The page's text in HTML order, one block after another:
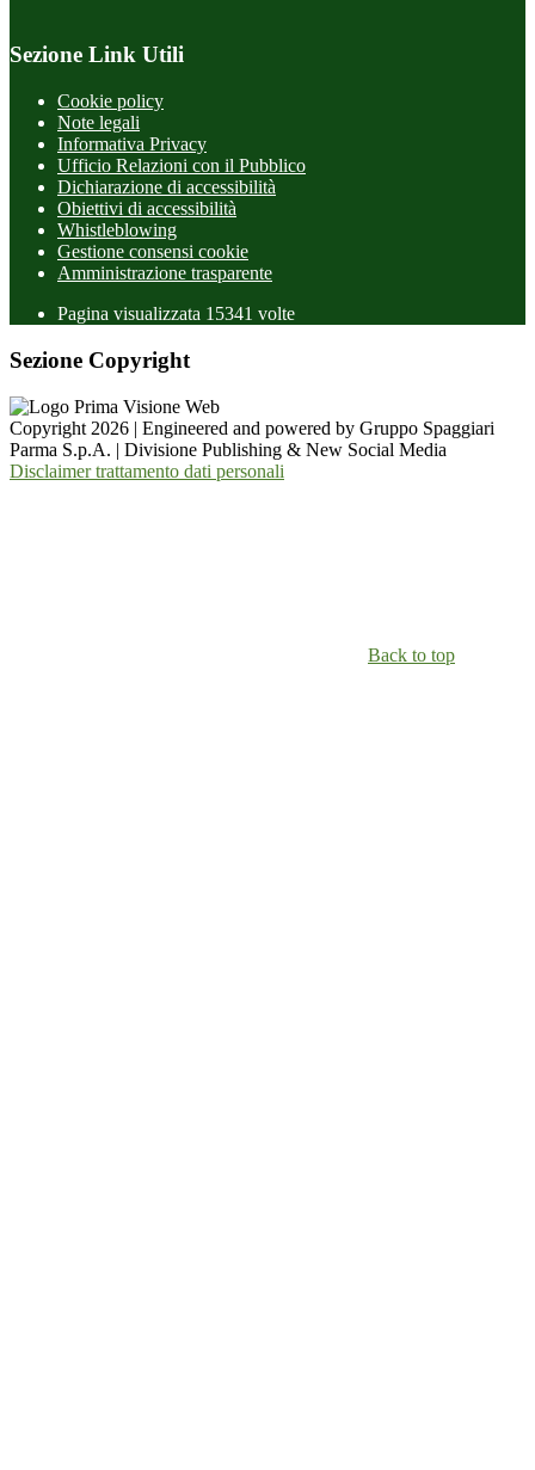
Sezione Link Utili
Cookie policy
Note legali
Informativa Privacy
Ufficio Relazioni con il Pubblico
Dichiarazione di accessibilità
Obiettivi di accessibilità
Whistleblowing
Gestione consensi cookie
Amministrazione trasparente
Pagina visualizzata 15341 volte
Sezione Copyright
Copyright 2026 | Engineered and powered by Gruppo Spaggiari
Parma S.p.A. | Divisione Publishing & New Social Media
Disclaimer trattamento dati personali
Back to top